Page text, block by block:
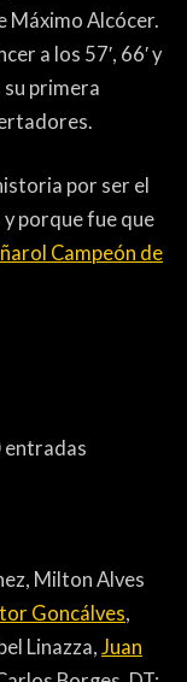
Máximo Alcócer.
a los 57′, 66′ y
primera
por ser el
porque fue que
Campeón de
entradas
Milton Alves
Goncálves,
Linazza, Juan